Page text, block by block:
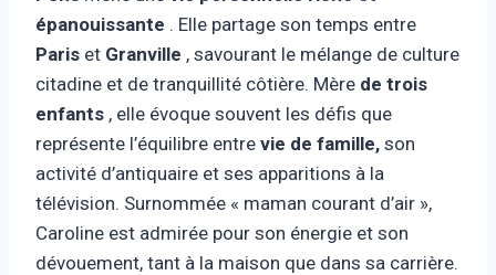
épanouissante . Elle partage son temps entre
Paris et Granville , savourant le mélange de culture
citadine et de tranquillité côtière. Mère de trois
enfants , elle évoque souvent les défis que
représente l’équilibre entre vie de famille, son
activité d’antiquaire et ses apparitions à la
télévision. Surnommée « maman courant d’air »,
Caroline est admirée pour son énergie et son
dévouement, tant à la maison que dans sa carrière.